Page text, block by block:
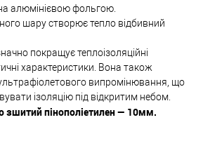
алюмінієвою фольгою.
шару створює тепло відбивний
покращує теплоізоляційні
характеристики. Вона також
випромінювання, що
ізоляцію під відкритим небом.
зшитий пінополіетилен — 10мм.